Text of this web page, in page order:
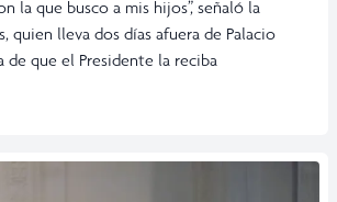
la que busco a mis hijos”, señaló la
quien lleva dos días afuera de Palacio
de que el Presidente la reciba